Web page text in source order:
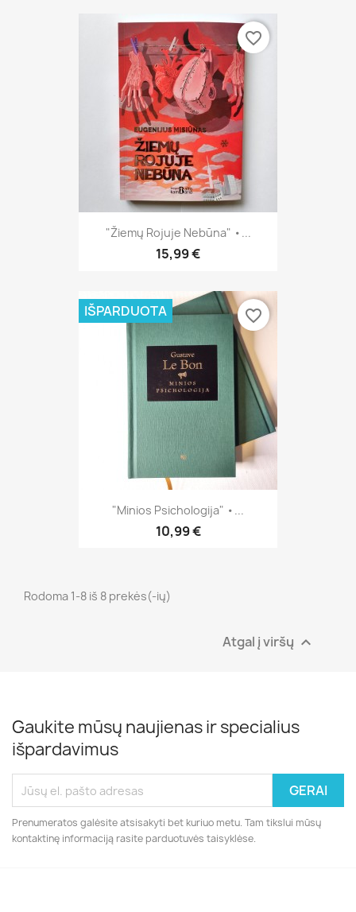
"Žiemų Rojuje Nebūna" •...
15,99 €
favorite_border
"Minios Psichologija" •...
10,99 €
IŠPARDUOTA favorite_border
Rodoma 1-8 iš 8 prekės(-ių)
Atgal į viršų 
Gaukite mūsų naujienas ir specialius
išpardavimus
Prenumeratos galėsite atsisakyti bet kuriuo metu. Tam tikslui mūsų
kontaktinę informaciją rasite parduotuvės taisyklėse.